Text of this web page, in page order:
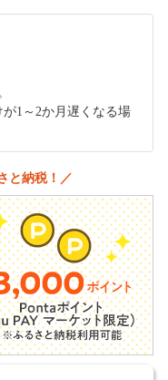
1～2か月遅くなる場
と納税！／